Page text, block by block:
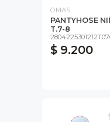
OMAS
PANTYHOSE
T.7-8
$ 9.200